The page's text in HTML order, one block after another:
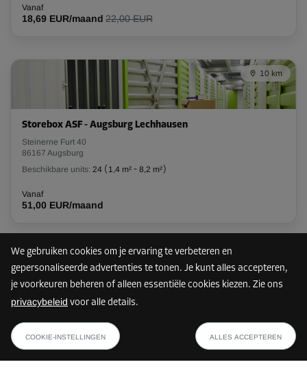
We gebruiken cookies om je ervaring te verbeteren en
gepersonaliseerde advertenties te tonen. Je kunt alles accepteren,
je voorkeuren beheren of alleen essentiële cookies kiezen. Zie ons
privacybeleid voor alle details.
COOKIE-INSTELLINGEN ALLES ACCEPTEREN
Oppervlak: 2,8 m²
Inhoud: 7,8 m³
2,8m
Vanaf
115,00 EUR/maand
Unit 64
Oppervlak: 3,2 m²
Inhoud: 10 m³
Vanaf
129,00 EUR/maand
Vanaf
18,69 EUR/maand 22,00 EUR
10 km
Storebox ASF - Augsburg Lechhausen
Steinerne Furt 40
86167 Augsburg
Beschikbare units: 24 ( 1,4 m² - 8,2 m²)
Vanaf
51,00 EUR/maand
Nog maar 2 units vrij
86899 Landsberg am Lech
36,89 EUR/maand